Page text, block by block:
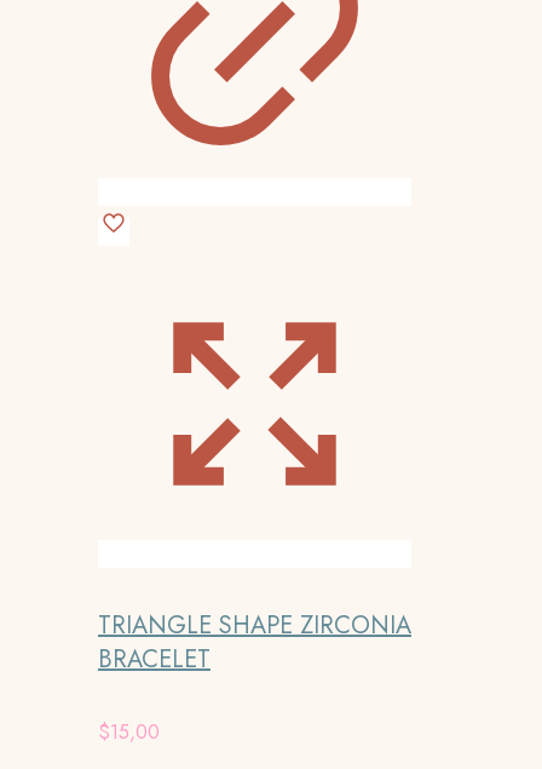
TRIANGLE SHAPE ZIRCONIA
BRACELET
$15,00